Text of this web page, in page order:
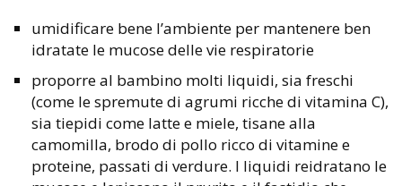
umidificare bene l’ambiente per mantenere ben
idratate le mucose delle vie respiratorie
proporre al bambino molti liquidi, sia freschi
(come le spremute di agrumi ricche di vitamina C),
sia tiepidi come latte e miele, tisane alla
camomilla, brodo di pollo ricco di vitamine e
proteine, passati di verdure. I liquidi reidratano le